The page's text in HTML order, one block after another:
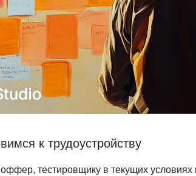
к трудоустройству
тестировщику в текущих условиях